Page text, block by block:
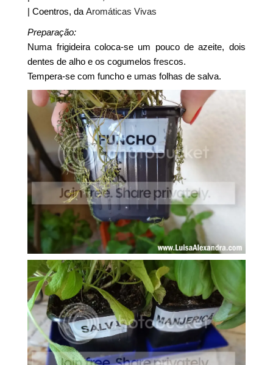
| Coentros, daAromáticas Vivas
Preparação:
Numa frigideira coloca-se um pouco de azeite, dois
dentes de alho e os cogumelos frescos.
Tempera-se com funcho e umas folhas de salva.